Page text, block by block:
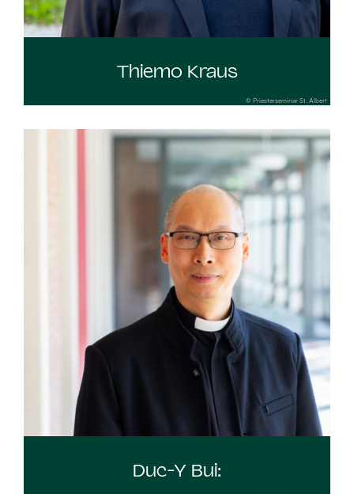
Thiemo Kraus
© Priesterseminar St. Albert
Duc-Y Bui: